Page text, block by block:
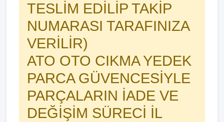
TESLİM EDİLİP TAKİP
NUMARASI TARAFINIZA
VERİLİR)
ATO OTO CIKMA YEDEK
PARCA GÜVENCESİYLE
PARÇALARIN İADE VE
DEĞİŞİM SÜRECİ İL